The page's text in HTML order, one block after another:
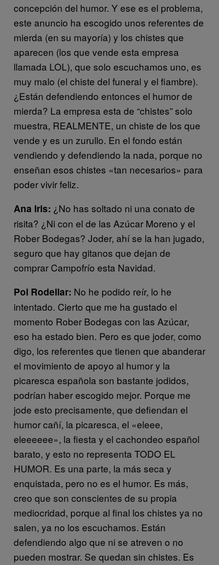
concepción del humor. Y ese es el problema,
este anuncio ha escogido unos referentes de
mierda (en su mayoría) y los chistes que
aparecen (los que vende esta empresa
llamada LOL), que solo escuchamos uno, es
muy malo (el chiste del funeral y el fiambre).
¿Están defendiendo entonces el humor de
mierda? La empresa esta de “chistes” solo
muestra, REALMENTE, un chiste de los que
vende y es un zurullo. En el fondo están
vendiendo y defendiendo la nada, porque no
enseñan esos chistes «tan necesarios» para
poder vivir feliz.
Ana Iris: ¿No has soltado ni una conato de
risita? ¿Ni con el de las Azúcar Moreno y el
Rober Bodegas? Joder, ahí se la han jugado,
seguro que hay gitanos que dejan de
comprar Campofrío esta Navidad.
Pol Rodellar: No he podido reír, lo he
intentado. Cierto que me ha gustado el
momento Rober Bodegas con las Azúcar,
eso ha estado bien. Pero es que joder, como
digo, los referentes que tienen que abanderar
el movimiento de apoyo al humor y la
picaresca española son bastante jodidos,
podrían haber escogido mejor. Porque me
jode esto precisamente, que defiendan el
humor cañí, la picaresca, el «eleee,
eleeeeee», la fiesta y el cachondeo español
barato, y esto no representa TODO EL
HUMOR. Es una parte, la más seca y
enquistada, pero no es el humor. Es más,
creo que son conscientes de su propia
mediocridad, porque al final los chistes ya no
salen, ya no los escuchamos. Están
defendiendo algo que ni se atreven o no
pueden mostrar. Se quedan sin chistes. Es